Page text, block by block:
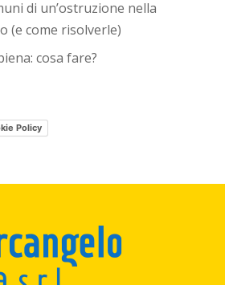
di un’ostruzione nella
(e come risolverle)
cosa fare?
Policy